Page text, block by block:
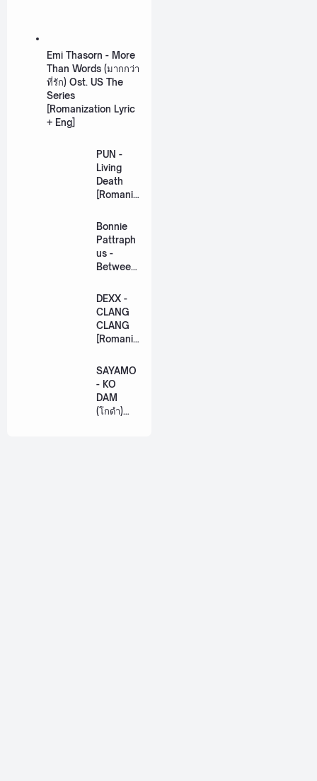
Emi Thasorn - More
Than Words (มากกว่า
ที่รัก) Ost. US The
Series
[Romanization Lyric
+ Eng]
PUN -
Living
Death
[Romaniz
Lyric +
Eng]
Bonnie
Pattraph
us -
Between
US The
Series
[Romaniz
ation
Lyric +
DEXX -
CLANG
CLANG
[Romaniz
Lyric +
Eng]
SAYAMO
- KO
DAM
(โกดำ)